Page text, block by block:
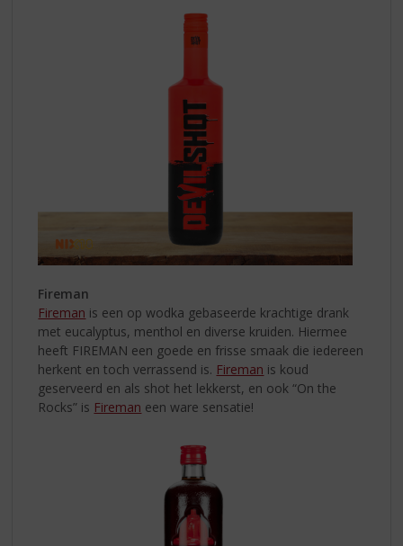
Fireman
Fireman is een op wodka gebaseerde krachtige drank
met eucalyptus, menthol en diverse kruiden. Hiermee
heeft FIREMAN een goede en frisse smaak die iedereen
herkent en toch verrassend is. Fireman is koud
geserveerd en als shot het lekkerst, en ook “On the
Rocks” is Fireman een ware sensatie!